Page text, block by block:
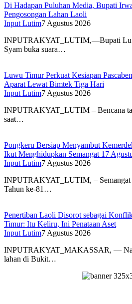
Di Hadapan Puluhan Media, Bupati
Pengosongan Lahan Laoli
Input Lutim7 Agustus 2026
INPUTRAKYAT_LUTIM,—Bupati
Syam buka suara…
Luwu Timur Perkuat Kesiapan
Aparat Lewat Bimtek Tiga Hari
Input Lutim7 Agustus 2026
INPUTRAKYAT_LUTIM – Bencana
saat…
Pongkeru Bersiap Menyambut
Ikut Menghidupkan Semangat 17
Input Lutim7 Agustus 2026
INPUTRAKYAT_LUTIM, – Semangat
Tahun ke-81…
Penertiban Laoli Disorot sebagai
Timur: Itu Keliru, Ini Penataan Aset
Input Lutim7 Agustus 2026
INPUTRAKYAT_MAKASSAR, —
lahan di Bukit…